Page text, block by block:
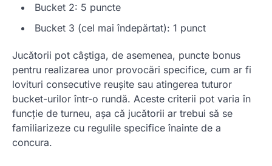
Bucket 2: 5 puncte
Bucket 3 (cel mai îndepărtat): 1 punct
Jucătorii pot câștiga, de asemenea, puncte bonus
pentru realizarea unor provocări specifice, cum ar fi
lovituri consecutive reușite sau atingerea tuturor
bucket-urilor într-o rundă. Aceste criterii pot varia în
funcție de turneu, așa că jucătorii ar trebui să se
familiarizeze cu regulile specifice înainte de a
concura.